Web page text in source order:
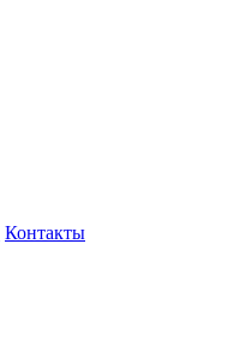
Контакты